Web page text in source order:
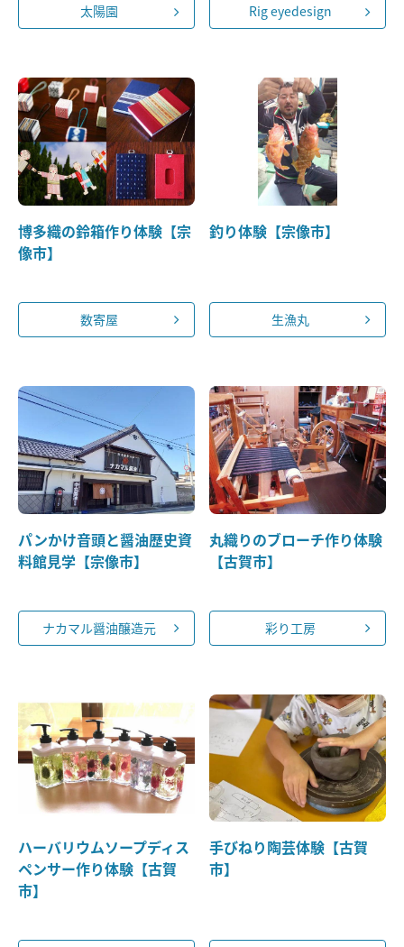
太陽園 Rig eyedesign
博多織の鈴箱作り体験【宗
像市】
数寄屋
釣り体験【宗像市】
生漁丸
パンかけ音頭と醤油歴史資
料館見学【宗像市】
ナカマル醤油醸造元
丸織りのブローチ作り体験
【古賀市】
彩り工房
ハーバリウムソープディス
ペンサー作り体験【古賀
市】
手びねり陶芸体験【古賀
市】